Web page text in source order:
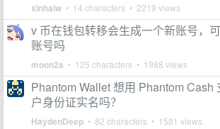
xinhaiw • 14 characters • 2219 views
v 币在钱包转移会生成一个新账号，
账号吗
moon2a • 125 characters • 1988 views
Phantom Wallet 想用 Phantom Cash
户身份证实名吗？
HaydenDeep • 82 characters • 1581 views